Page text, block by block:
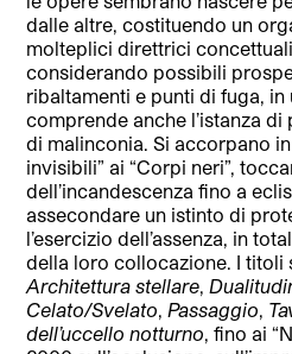
dalle altre, costituendo un
molteplici direttrici
considerando possibili
ribaltamenti e punti di fuga, in
comprende anche l’istanza
di malinconia. Si accorpano
invisibili” ai “Corpi neri”,
dell’incandescenza fino a
assecondare un istinto di
l’esercizio dell’assenza, in
della loro collocazione. I
Architettura stellare,
Celato/Svelato,Passaggio,
dell’uccello notturno, fino ai